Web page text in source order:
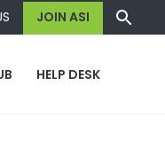
JOIN ASI
HELP DESK